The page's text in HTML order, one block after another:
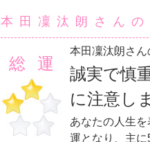
本田凜汰朗さん
総運
本田凜汰朗さ
誠実で慎
に注意し
あなたの人生
運となり、主に